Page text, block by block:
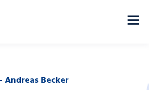
Becker